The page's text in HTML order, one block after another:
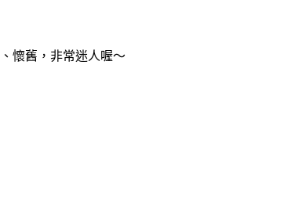
、 懷舊 ，非常迷人喔～